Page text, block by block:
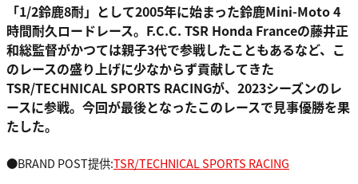
「1/2鈴鹿8耐」として2005年に始まった鈴鹿Mini-Moto 4
時間耐久ロードレース。F.C.C. TSR Honda Franceの藤井正
和総監督がかつては親子3代で参戦したこともあるなど、こ
のレースの盛り上げに少なからず貢献してきた
TSR/TECHNICAL SPORTS RACINGが、2023シーズンのレ
ースに参戦。今回が最後となったこのレースで見事優勝を果
たした。
●BRAND POST提供:TSR/TECHNICAL SPORTS RACING